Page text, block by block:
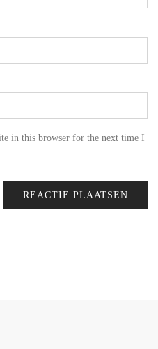
in this browser for the next time I